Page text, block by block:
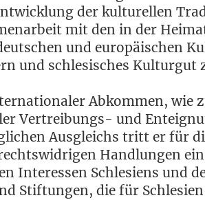
der kul­tu­rel­len
mit den in der
und euro­päi­schen
und schle­si­sches Kul­tur­gut
Abkom­men, wie
Ver­trei­bungs- und
Aus­gleichs tritt er für
Hand­lun­gen
Inter­es­sen Schle­si­ens und
Stif­tun­gen, die für